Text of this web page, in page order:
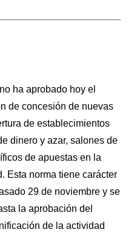
ha aprobado hoy el
de concesión de nuevas
de establecimientos
dinero y azar, salones de
de apuestas en la
Esta norma tiene carácter
29 de noviembre y se
la aprobación del
de la actividad